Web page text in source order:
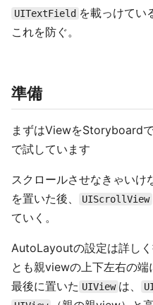
UITextField を載っけてい
これを防ぐ。
準備
まずはViewをStoryboard
で試しています
スクロールさせなきゃいけ
を置いた後、 UIScrollView
ていく。
AutoLayoutの設定は詳し
とも親viewの上下左右の
最後に置いた UIView は、